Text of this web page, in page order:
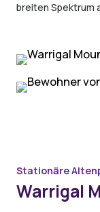
breiten Spektrum
Stationäre
Warrigal